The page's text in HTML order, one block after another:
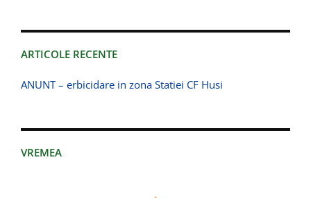
ARTICOLE RECENTE
ANUNT – erbicidare in zona Statiei CF Husi
VREMEA